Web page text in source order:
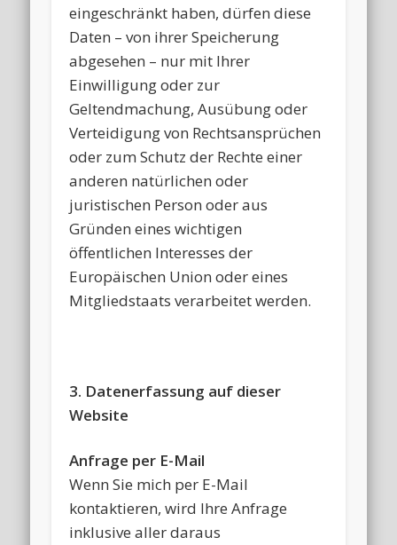
eingeschränkt haben, dürfen diese
Daten – von ihrer Speicherung
abgesehen – nur mit Ihrer
Einwilligung oder zur
Geltendmachung, Ausübung oder
Verteidigung von Rechtsansprüchen
oder zum Schutz der Rechte einer
anderen natürlichen oder
juristischen Person oder aus
Gründen eines wichtigen
öffentlichen Interesses der
Europäischen Union oder eines
Mitgliedstaats verarbeitet werden.
3. Datenerfassung auf dieser
Website
Anfrage per E-Mail
Wenn Sie mich per E-Mail
kontaktieren, wird Ihre Anfrage
inklusive aller daraus